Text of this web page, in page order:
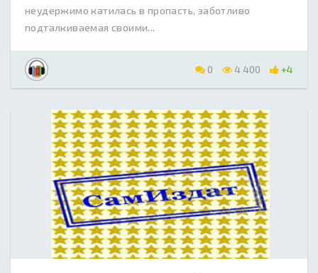
неудержимо катилась в пропасть, заботливо
подталкиваемая своими...
0 4 400 +4